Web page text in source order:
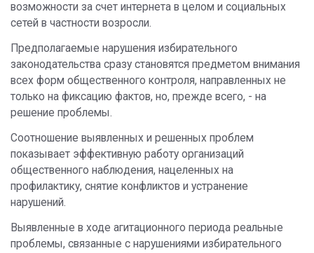
возможности за счет интернета в целом и социальных
сетей в частности возросли.
Предполагаемые нарушения избирательного
законодательства сразу становятся предметом внимания
всех форм общественного контроля, направленных не
только на фиксацию фактов, но, прежде всего, - на
решение проблемы.
Соотношение выявленных и решенных проблем
показывает эффективную работу организаций
общественного наблюдения, нацеленных на
профилактику, снятие конфликтов и устранение
нарушений.
Выявленные в ходе агитационного периода реальные
проблемы, связанные с нарушениями избирательного